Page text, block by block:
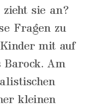
zieht sie an?
Fragen zu
mit auf
Barock. Am
kleinen